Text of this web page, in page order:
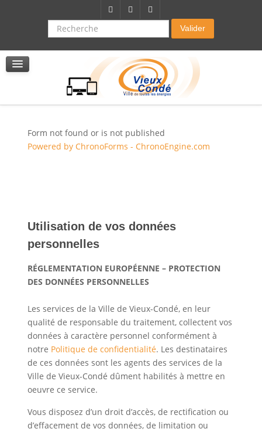
Recherche Valider
La résidence autonomie
Service de soins infirmers à domicile
Service d'aide à domicile
Pole multi services accompagnement seniors
Form not found or is not published
Powered by ChronoForms - ChronoEngine.com
Utilisation de vos données
personnelles
RÉGLEMENTATION EUROPÉENNE – PROTECTION
DES DONNÉES PERSONNELLES
Les services de la Ville de Vieux-Condé, en leur
qualité de responsable du traitement, collectent vos
données à caractère personnel conformément à
notre Politique de confidentialité. Les destinataires
de ces données sont les agents des services de la
Ville de Vieux-Condé dûment habilités à mettre en
oeuvre ce service.
Vous disposez d’un droit d’accès, de rectification ou
d’effacement de vos données, de limitation ou